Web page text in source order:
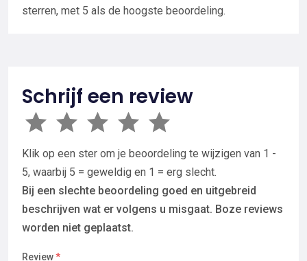
sterren, met 5 als de hoogste beoordeling.
Schrijf een review
Klik op een ster om je beoordeling te wijzigen van 1 -
5, waarbij 5 = geweldig en 1 = erg slecht.
Bij een slechte beoordeling goed en uitgebreid
beschrijven wat er volgens u misgaat. Boze reviews
worden niet geplaatst.
Review*